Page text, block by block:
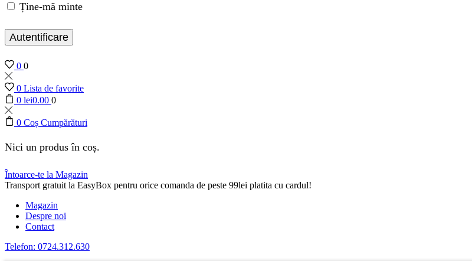
Ține-mă minte
Autentificare
0 0
0 Lista de favorite
0 lei0.00 0
0 Coș Cumpărături
Nici un produs în coș.
Întoarce-te la Magazin
Transport gratuit la EasyBox pentru orice comanda de peste 99lei platita cu cardul!
Magazin
Despre noi
Contact
Telefon: 0724.312.630